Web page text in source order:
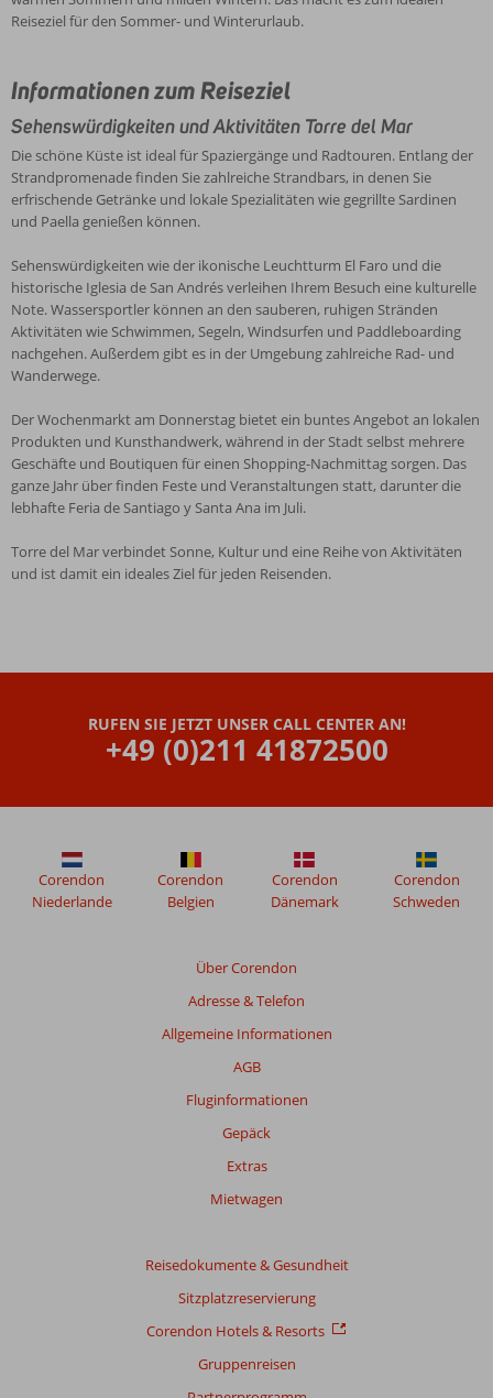
Reiseziel für den Sommer- und Winterurlaub.
Informationen zum Reiseziel
Sehenswürdigkeiten und Aktivitäten Torre del Mar
Die schöne Küste ist ideal für Spaziergänge und Radtouren. Entlang der
Strandpromenade finden Sie zahlreiche Strandbars, in denen Sie
erfrischende Getränke und lokale Spezialitäten wie gegrillte Sardinen
und Paella genießen können.
Sehenswürdigkeiten wie der ikonische Leuchtturm El Faro und die
historische Iglesia de San Andrés verleihen Ihrem Besuch eine kulturelle
Note. Wassersportler können an den sauberen, ruhigen Stränden
Aktivitäten wie Schwimmen, Segeln, Windsurfen und Paddleboarding
nachgehen. Außerdem gibt es in der Umgebung zahlreiche Rad- und
Wanderwege.
Der Wochenmarkt am Donnerstag bietet ein buntes Angebot an lokalen
Produkten und Kunsthandwerk, während in der Stadt selbst mehrere
Geschäfte und Boutiquen für einen Shopping-Nachmittag sorgen. Das
ganze Jahr über finden Feste und Veranstaltungen statt, darunter die
lebhafte Feria de Santiago y Santa Ana im Juli.
Torre del Mar verbindet Sonne, Kultur und eine Reihe von Aktivitäten
und ist damit ein ideales Ziel für jeden Reisenden.
RUFEN SIE JETZT UNSER CALL CENTER AN!
+49 (0)211 41872500
Über Corendon
Adresse & Telefon
Allgemeine Informationen
AGB
Fluginformationen
Gepäck
Extras
Mietwagen
Reisedokumente & Gesundheit
Sitzplatzreservierung
Corendon Hotels & Resorts
Gruppenreisen
Corendon
Niederlande
Corendon
Belgien
Corendon
Dänemark
Corendon
Schweden